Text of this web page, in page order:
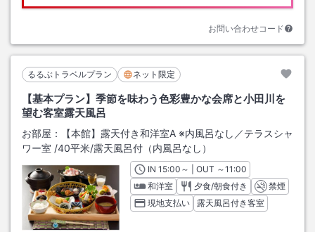
お問い合わせコード
るるぶトラベルプラン ネット限定
【基本プラン】季節を味わう色彩豊かな会席と小田川を
望む客室露天風呂
お部屋：
【本館】露天付き和洋室A ※内風呂なし／テラスシャ
ワー室 /40平米/露天風呂付（内風呂なし）
INチェックイン
15:00 ～ | OUT チェックアウト
～11:00
和洋室
夕食/朝食付き
禁煙
現地支払い
露天風呂付き客室